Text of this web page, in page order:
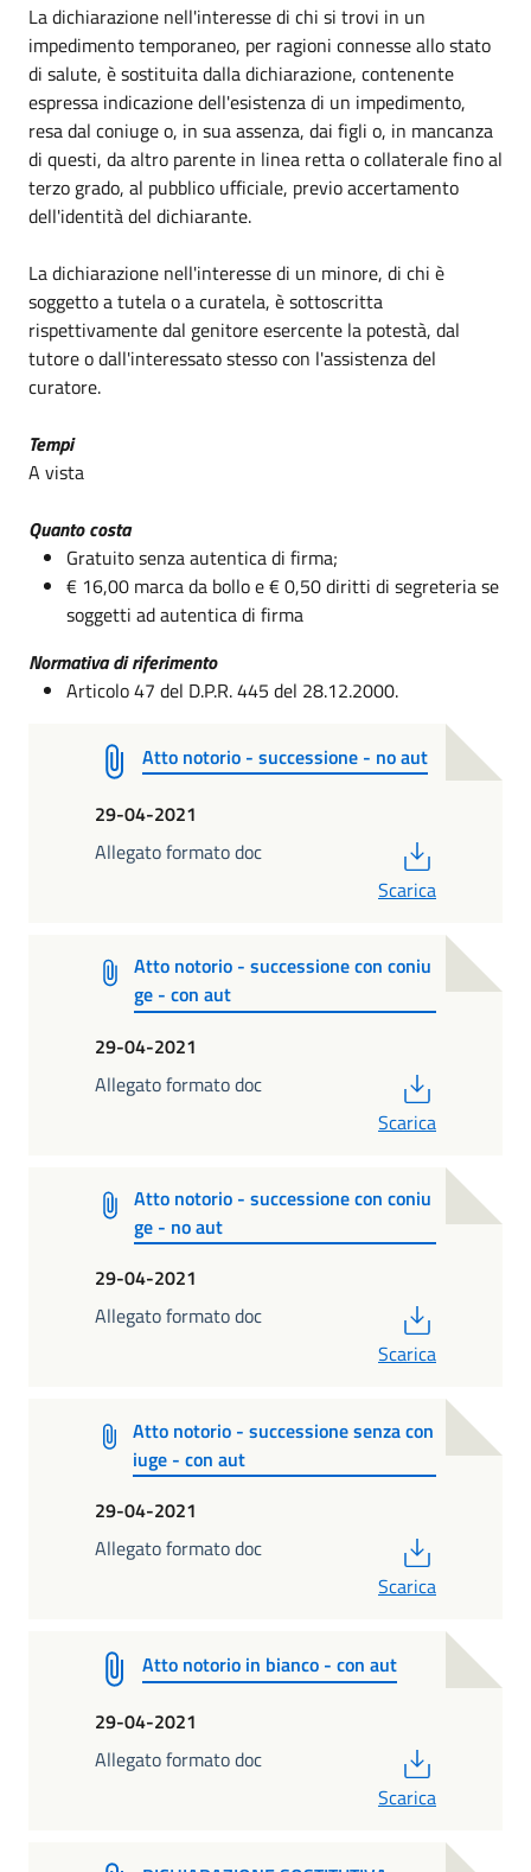
La dichiarazione nell'interesse di chi si trovi in un
impedimento temporaneo, per ragioni connesse allo stato
di salute, è sostituita dalla dichiarazione, contenente
espressa indicazione dell'esistenza di un impedimento,
resa dal coniuge o, in sua assenza, dai figli o, in mancanza
di questi, da altro parente in linea retta o collaterale fino al
terzo grado, al pubblico ufficiale, previo accertamento
dell'identità del dichiarante.
La dichiarazione nell'interesse di un minore, di chi è
soggetto a tutela o a curatela, è sottoscritta
rispettivamente dal genitore esercente la potestà, dal
tutore o dall'interessato stesso con l'assistenza del
curatore.
Tempi
A vista
Quanto costa
Gratuito senza autentica di firma;
€ 16,00 marca da bollo e € 0,50 diritti di segreteria se
soggetti ad autentica di firma
Normativa di riferimento
Articolo 47 del D.P.R. 445 del 28.12.2000.
Atto notorio - successione - no aut
29-04-2021
Allegato formato doc
Scarica
Atto notorio - successione con coniu
ge - con aut
29-04-2021
Allegato formato doc
Scarica
Atto notorio - successione con coniu
ge - no aut
29-04-2021
Allegato formato doc
Scarica
Atto notorio - successione senza con
iuge - con aut
29-04-2021
Allegato formato doc
Scarica
Atto notorio in bianco - con aut
29-04-2021
Allegato formato doc
Scarica